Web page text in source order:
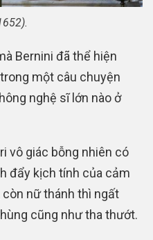
Bernini đã thể hiện
một câu chuyện
nghệ sĩ lớn nào ở
vô giác bỗng nhiên có
đẩy kịch tính của cảm
còn nữ thánh thì ngất
cũng như tha thướt.